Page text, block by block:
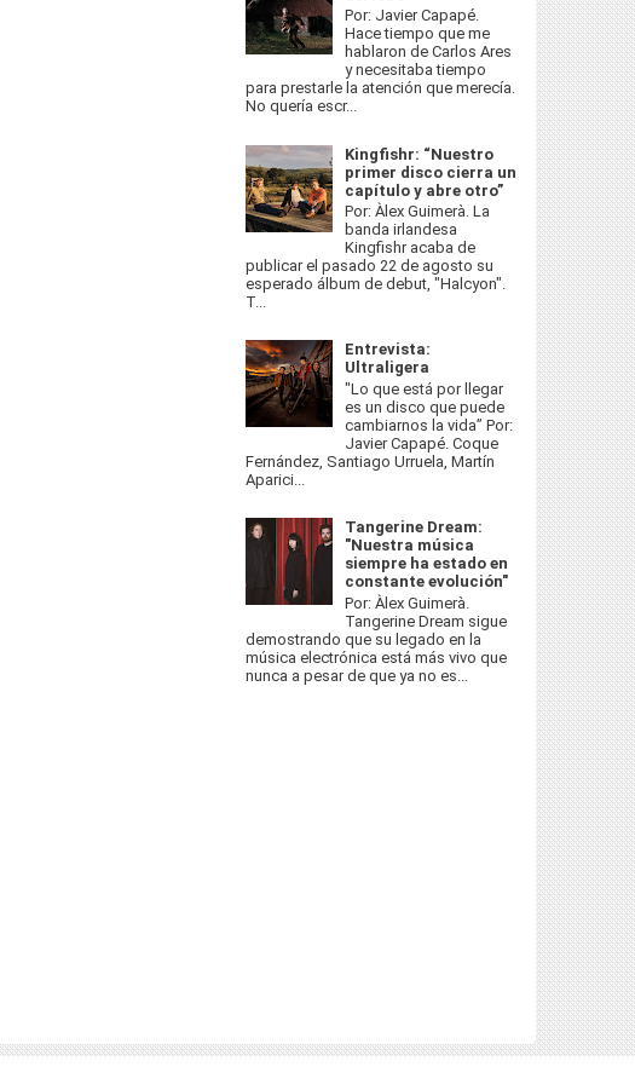
Por: Javier Capapé.
Hace tiempo que me
hablaron de Carlos Ares
y necesitaba tiempo
para prestarle la atención que merecía.
No quería escr...
Kingfishr: “Nuestro
primer disco cierra un
capítulo y abre otro”
Por: Àlex Guimerà. La
banda irlandesa
Kingfishr acaba de
publicar el pasado 22 de agosto su
esperado álbum de debut, "Halcyon".
T...
Entrevista:
Ultraligera
"Lo que está por llegar
es un disco que puede
cambiarnos la vida” Por:
Javier Capapé. Coque
Fernández, Santiago Urruela, Martín
Aparici...
Tangerine Dream:
"Nuestra música
siempre ha estado en
constante evolución"
Por: Àlex Guimerà.
Tangerine Dream sigue
demostrando que su legado en la
música electrónica está más vivo que
nunca a pesar de que ya no es...